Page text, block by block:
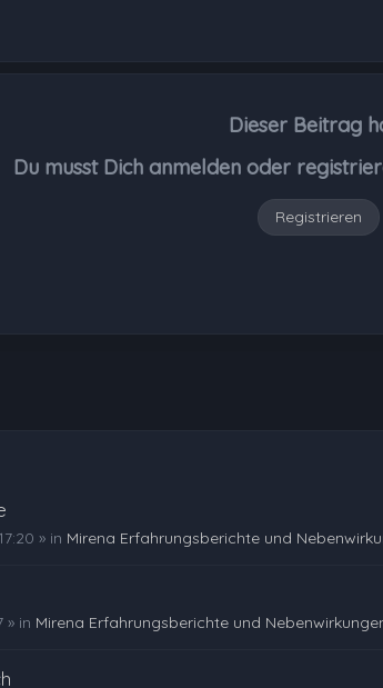
Dieser Beitrag
Du musst Dich anmelden oder
Registrieren
» in Mirena Erfahrungsberichte und
» in Mirena Erfahrungsberichte und